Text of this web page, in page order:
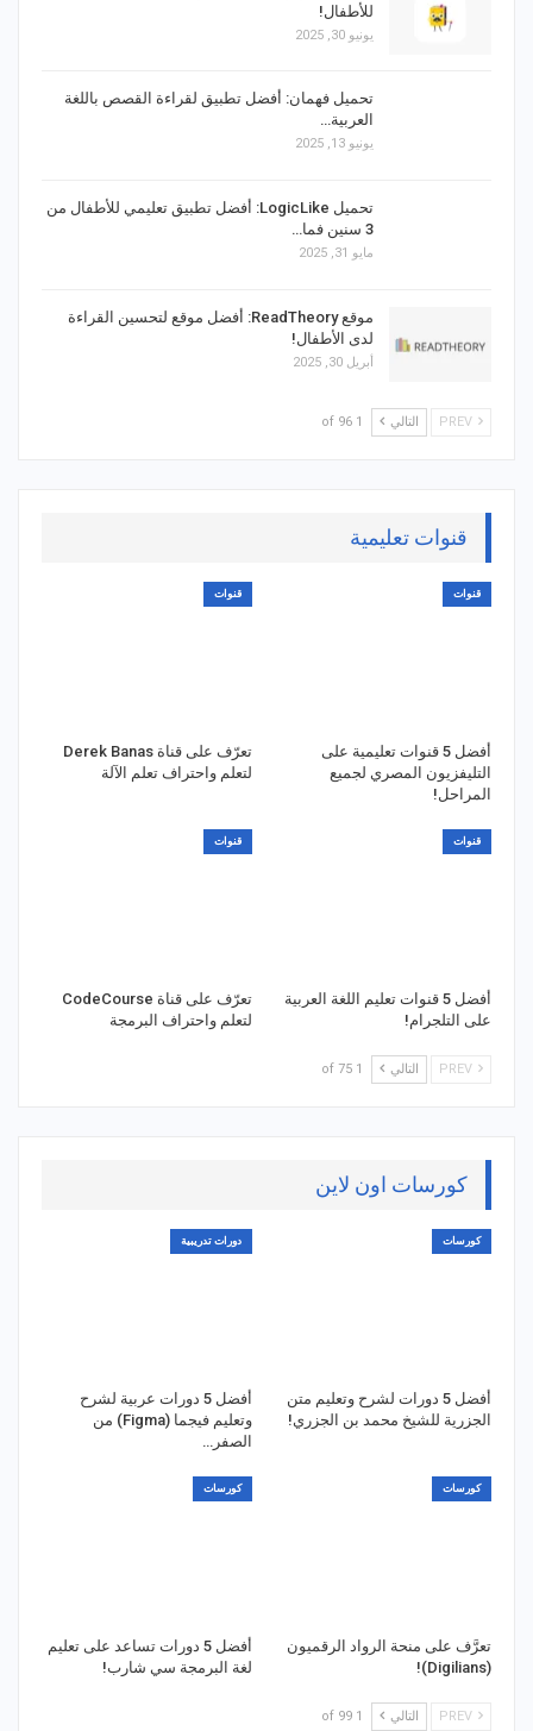
للأطفال!
يونيو 30, 2025
تحميل فهمان: أفضل تطبيق لقراءة القصص باللغة
العربية…
يونيو 13, 2025
تحميل LogicLike: أفضل تطبيق تعليمي للأطفال من
3 سنين فما…
مايو 31, 2025
موقع ReadTheory: أفضل موقع لتحسين القراءة
لدى الأطفال!
أبريل 30, 2025
التالي 1 of 96
قنوات تعليمية
قنوات
أفضل 5 قنوات تعليمية على
التليفزيون المصري لجميع
المراحل!
قنوات
تعرّف على قناة Derek Banas
لتعلم واحتراف تعلم الآلة
قنوات
أفضل 5 قنوات تعليم اللغة العربية
على التلجرام!
قنوات
تعرّف على قناة CodeCourse
لتعلم واحتراف البرمجة
التالي 1 of 75
كورسات اون لاين
كورسات
أفضل 5 دورات لشرح وتعليم متن
الجزرية للشيخ محمد بن الجزري!
دورات تدريبية
أفضل 5 دورات عربية لشرح
وتعليم فيجما (Figma) من
الصفر…
كورسات
تعرَّف على منحة الرواد الرقميون
(Digilians)!
كورسات
أفضل 5 دورات تساعد على تعليم
لغة البرمجة سي شارب!
التالي 1 of 99